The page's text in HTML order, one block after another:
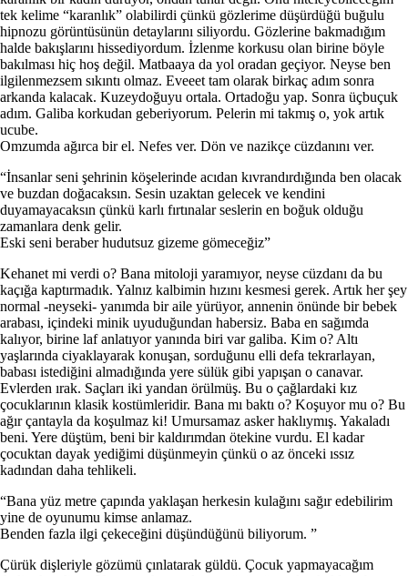
tek kelime “karanlık” olabilirdi çünkü gözlerime düşürdüğü buğulu
hipnozu görüntüsünün detaylarını siliyordu. Gözlerine bakmadığım
halde bakışlarını hissediyordum. İzlenme korkusu olan birine böyle
bakılması hiç hoş değil. Matbaaya da yol oradan geçiyor. Neyse ben
ilgilenmezsem sıkıntı olmaz. Eveeet tam olarak birkaç adım sonra
arkanda kalacak. Kuzeydoğuyu ortala. Ortadoğu yap. Sonra üçbuçuk
adım. Galiba korkudan geberiyorum. Pelerin mi takmış o, yok artık
ucube.
Omzumda ağırca bir el. Nefes ver. Dön ve nazikçe cüzdanını ver.
“İnsanlar seni şehrinin köşelerinde acıdan kıvrandırdığında ben olacak
ve buzdan doğacaksın. Sesin uzaktan gelecek ve kendini
duyamayacaksın çünkü karlı fırtınalar seslerin en boğuk olduğu
zamanlara denk gelir.
Eski seni beraber hudutsuz gizeme gömeceğiz”
Kehanet mi verdi o? Bana mitoloji yaramıyor, neyse cüzdanı da bu
kaçığa kaptırmadık. Yalnız kalbimin hızını kesmesi gerek. Artık her şey
normal -neyseki- yanımda bir aile yürüyor, annenin önünde bir bebek
arabası, içindeki minik uyuduğundan habersiz. Baba en sağımda
kalıyor, birine laf anlatıyor yanında biri var galiba. Kim o? Altı
yaşlarında ciyaklayarak konuşan, sorduğunu elli defa tekrarlayan,
babası istediğini almadığında yere sülük gibi yapışan o canavar.
Evlerden ırak. Saçları iki yandan örülmüş. Bu o çağlardaki kız
çocuklarının klasik kostümleridir. Bana mı baktı o? Koşuyor mu o? Bu
ağır çantayla da koşulmaz ki! Umursamaz asker haklıymış. Yakaladı
beni. Yere düştüm, beni bir kaldırımdan ötekine vurdu. El kadar
çocuktan dayak yediğimi düşünmeyin çünkü o az önceki ıssız
kadından daha tehlikeli.
“Bana yüz metre çapında yaklaşan herkesin kulağını sağır edebilirim
yine de oyunumu kimse anlamaz.
Benden fazla ilgi çekeceğini düşündüğünü biliyorum. ”
Çürük dişleriyle gözümü çınlatarak güldü. Çocuk yapmayacağım